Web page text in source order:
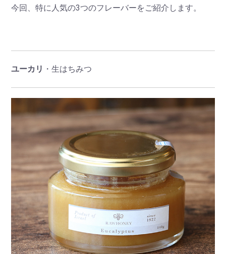
今回、特に人気の3つのフレーバーをご紹介します。
ユーカリ ・生はちみつ